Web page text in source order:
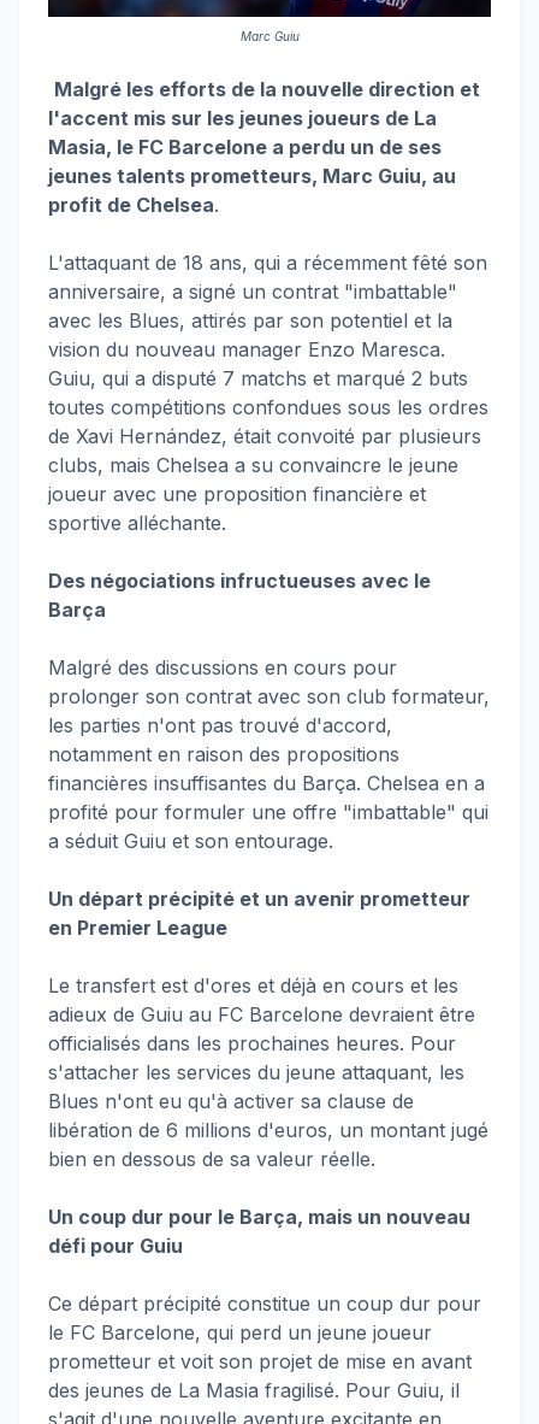
Marc Guiu
Malgré les efforts de la nouvelle direction et
l'accent mis sur les jeunes joueurs de La
Masia, le FC Barcelone a perdu un de ses
jeunes talents prometteurs, Marc Guiu, au
profit de Chelsea.
L'attaquant de 18 ans, qui a récemment fêté son
anniversaire, a signé un contrat "imbattable"
avec les Blues, attirés par son potentiel et la
vision du nouveau manager Enzo Maresca.
Guiu, qui a disputé 7 matchs et marqué 2 buts
toutes compétitions confondues sous les ordres
de Xavi Hernández, était convoité par plusieurs
clubs, mais Chelsea a su convaincre le jeune
joueur avec une proposition financière et
sportive alléchante.
Des négociations infructueuses avec le
Barça
Malgré des discussions en cours pour
prolonger son contrat avec son club formateur,
les parties n'ont pas trouvé d'accord,
notamment en raison des propositions
financières insuffisantes du Barça. Chelsea en a
profité pour formuler une offre "imbattable" qui
a séduit Guiu et son entourage.
Un départ précipité et un avenir prometteur
en Premier League
Le transfert est d'ores et déjà en cours et les
adieux de Guiu au FC Barcelone devraient être
officialisés dans les prochaines heures. Pour
s'attacher les services du jeune attaquant, les
Blues n'ont eu qu'à activer sa clause de
libération de 6 millions d'euros, un montant jugé
bien en dessous de sa valeur réelle.
Un coup dur pour le Barça, mais un nouveau
défi pour Guiu
Ce départ précipité constitue un coup dur pour
le FC Barcelone, qui perd un jeune joueur
prometteur et voit son projet de mise en avant
des jeunes de La Masia fragilisé. Pour Guiu, il
s'agit d'une nouvelle aventure excitante en